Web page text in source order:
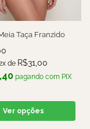
Taça Franzido
de R$31,00
pagando com PIX
Ver opções